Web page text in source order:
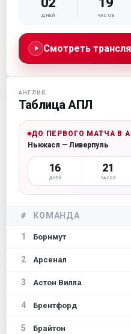
ДНЕЙ ЧАСОВ
Смотреть
АНГЛИЯ
Таблица АПЛ
ДО ПЕРВОГО МАТЧА В
Ньюкасл — Ливерпуль
16
ДНЕЙ
21
ЧАСОВ
# КОМАНДА
1 Борнмут
2 Арсенал
3 Астон Вилла
4 Брентфорд
5 Брайтон